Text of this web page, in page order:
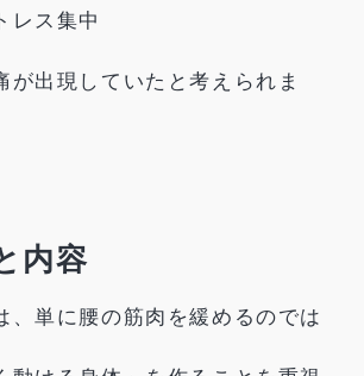
レス集中
が出現していたと考えられま
内容
、単に腰の筋肉を緩めるのでは